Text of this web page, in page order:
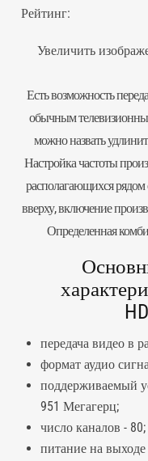
Рейтинг:
Увеличить
Есть возможность
обычным
можно назвать
Настройка частоты
располагающихся
вверху, включение
Определенная
передача видео в
формат аудио
поддерживаемый
951 Мегагерц;
число каналов - 80;
питание на выходе